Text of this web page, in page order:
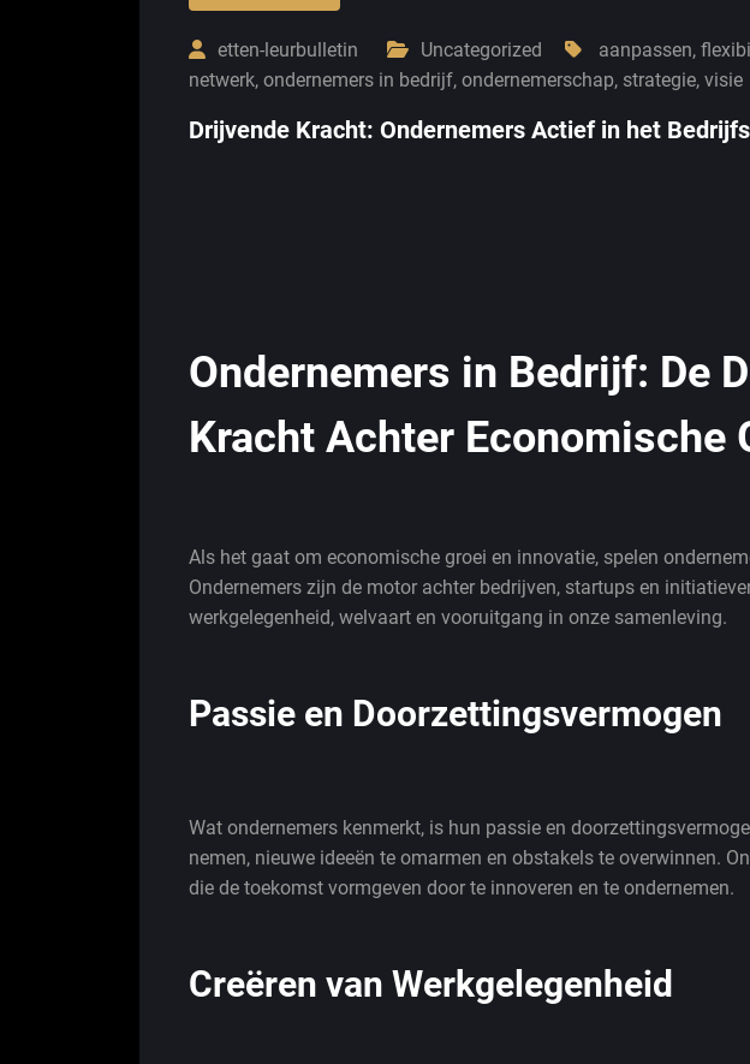
etten-leurbulletin Uncategorized aanpassen,
netwerk, ondernemers in bedrijf, ondernemerschap, strategie, visie
Drijvende Kracht: Ondernemers Actief in het
Ondernemers in Bedrijf: De
Kracht Achter Economische
Als het gaat om economische groei en innovatie, spelen
Ondernemers zijn de motor achter bedrijven, startups en
werkgelegenheid, welvaart en vooruitgang in onze samenleving.
Passie en Doorzettingsvermogen
Wat ondernemers kenmerkt, is hun passie en
nemen, nieuwe ideeën te omarmen en obstakels te overwinnen.
die de toekomst vormgeven door te innoveren en te ondernemen.
Creëren van Werkgelegenheid